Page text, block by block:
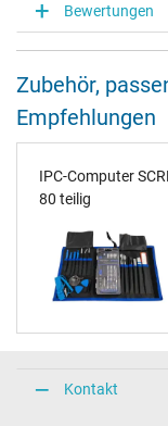
Bewertungen
Zubehör,
Empfehlungen
IPC-Computer
80 teilig
Kontakt